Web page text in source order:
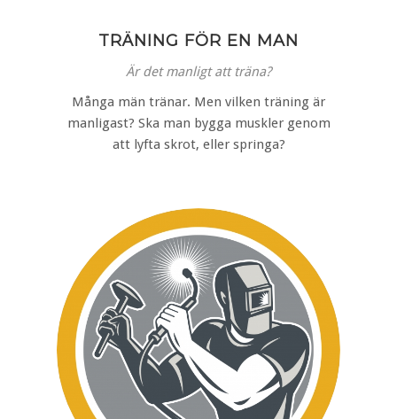
TRÄNING FÖR EN MAN
Är det manligt att träna?
Många män tränar. Men vilken träning är
manligast? Ska man bygga muskler genom
att lyfta skrot, eller springa?